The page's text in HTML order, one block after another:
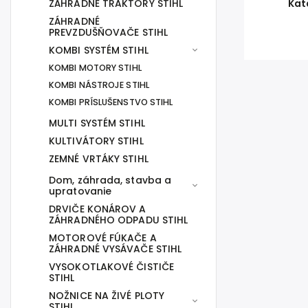
ZÁHRADNÉ TRAKTORY STIHL
ZÁHRADNÉ
PREVZDUŠŇOVAČE STIHL
KOMBI SYSTÉM STIHL
KOMBI MOTORY STIHL
KOMBI NÁSTROJE STIHL
KOMBI PRÍSLUŠENSTVO STIHL
MULTI SYSTÉM STIHL
KULTIVÁTORY STIHL
ZEMNÉ VRTÁKY STIHL
Dom, záhrada, stavba a
upratovanie
DRVIČE KONÁROV A
ZÁHRADNÉHO ODPADU STIHL
MOTOROVÉ FÚKAČE A
ZÁHRADNÉ VYSÁVAČE STIHL
VYSOKOTLAKOVÉ ČISTIČE
STIHL
NOŽNICE NA ŽIVÉ PLOTY